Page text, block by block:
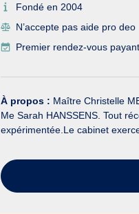
Fondé en 2004
N’accepte pas aide pro deo
Premier rendez-vous
À propos : Maître Christelle
Me Sarah HANSSENS. Tout
expérimentée.Le cabinet